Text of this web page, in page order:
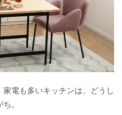
電も多いキッチンは、どうし
。